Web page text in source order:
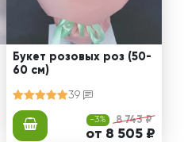
Букет розовых роз (50-
60 см)
39
-3% 8 743 ₽
от 8 505 ₽